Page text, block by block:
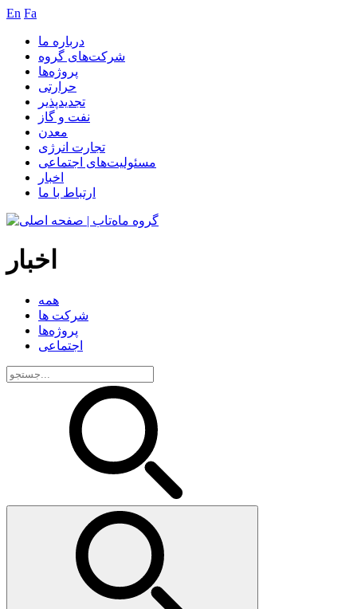
En Fa
درباره ما
شرکت‌های گروه
پروژه‌ها
حرارتی
تجدیدپذیر
نفت و گاز
معدن
تجارت انرژی
مسئولیت‌های اجتماعی
اخبار
ارتباط با ما
اخبار
همه
شرکت ها
پروژه‌ها
اجتماعی